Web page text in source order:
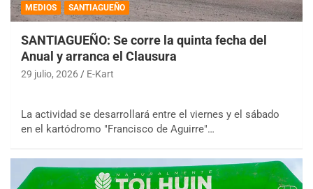
MEDIOS SANTIAGUEÑO
SANTIAGUEÑO: Se corre la quinta fecha del
Anual y arranca el Clausura
29 julio, 2026 E-Kart
La actividad se desarrollará entre el viernes y el sábado
en el kartódromo "Francisco de Aguirre"…